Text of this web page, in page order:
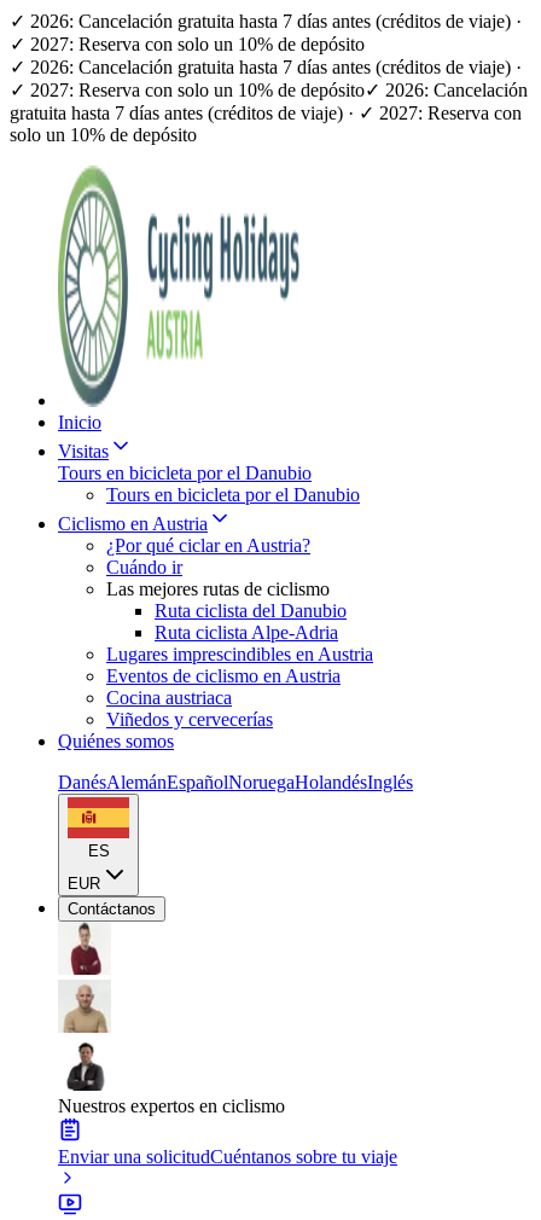
✓ 2026: Cancelación gratuita hasta 7 días antes (créditos de viaje) ·
✓ 2027: Reserva con solo un 10% de depósito
✓ 2026: Cancelación gratuita hasta 7 días antes (créditos de viaje) ·
✓ 2027: Reserva con solo un 10% de depósito✓ 2026: Cancelación
gratuita hasta 7 días antes (créditos de viaje) · ✓ 2027: Reserva con
solo un 10% de depósito
Inicio
Visitas
Tours en bicicleta por el Danubio
Tours en bicicleta por el Danubio
Ciclismo en Austria
¿Por qué ciclar en Austria?
Cuándo ir
Las mejores rutas de ciclismo
Ruta ciclista del Danubio
Ruta ciclista Alpe-Adria
Lugares imprescindibles en Austria
Eventos de ciclismo en Austria
Cocina austriaca
Viñedos y cervecerías
Quiénes somos
DanésAlemánEspañolNoruegaHolandésInglés
ES
EUR
Contáctanos
Nuestros expertos en ciclismo
Enviar una solicitudCuéntanos sobre tu viaje